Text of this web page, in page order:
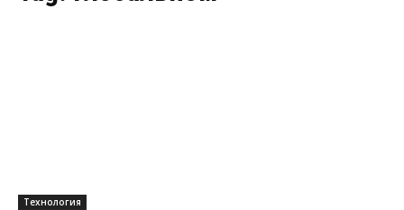
Технология